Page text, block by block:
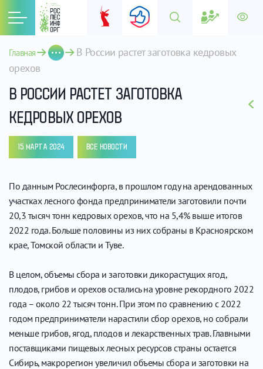
Главная
В России растет заготовка кедровых
орехов
В РОССИИ РАСТЕТ ЗАГОТОВКА
КЕДРОВЫХ ОРЕХОВ
15 МАРТА 2024 ВСЕ НОВОСТИ
По данным Рослесинфорга, в прошлом году на арендованных
участках лесного фонда предприниматели заготовили почти
20,3 тысяч тонн кедровых орехов, что на 5,4% выше итогов
2022 года. Больше половины из них собраны в Красноярском
крае, Томской области и Туве.
В целом, объемы сбора и заготовки дикорастущих ягод,
плодов, грибов и орехов остались на уровне рекордного 2022
года – около 22 тысяч тонн. При этом по сравнению с 2022
годом предприниматели нарастили сбор орехов, но собрали
меньше грибов, ягод, плодов и лекарственных трав. Главными
поставщиками пищевых лесных ресурсов страны остается
Сибирь, макрорегион увеличил объемы сбора и заготовки на